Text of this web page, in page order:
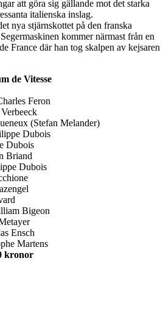
att göra sig gällande mot det starka
italienska inslag.
nya stjärnskottet på den franska
kommer närmast från en
France där han tog skalpen av kejsaren
de Vitesse
Feron
(Stefan Melander)
Dubois
Dubois
Briand
Dubois
Bigeon
Ensch
Martens
kronor